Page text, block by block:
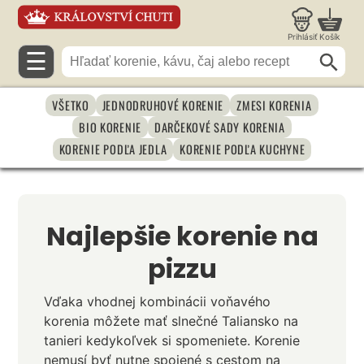
Prihlásiť Košík
☰
VŠETKO JEDNODRUHOVÉ KORENIE
ZMESI KORENIA
BIO KORENIE
DARČEKOVÉ SADY KORENIA
KORENIE PODĽA JEDLA
KORENIE PODĽA KUCHYNE
Najlepšie korenie na
pizzu
Vďaka vhodnej kombinácii voňavého
korenia môžete mať slnečné Taliansko na
tanieri kedykoľvek si spomeniete. Korenie
nemusí byť nutne spojené s cestom na